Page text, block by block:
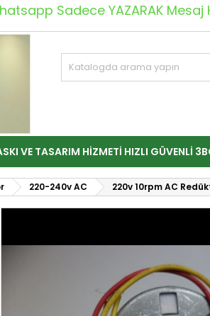
Sadece YAZARAK Mesaj
VE TASARIM HIZMETI HIZLI GÜVENLI
220-240v AC 220v 10rpm AC